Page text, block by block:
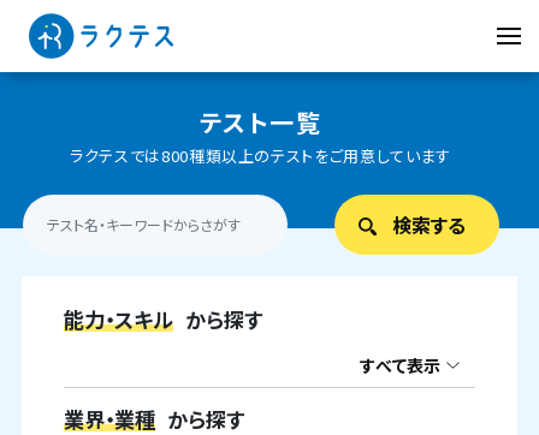
テスト一覧
ラクテスでは800種類以上のテストをご用意しています
能力・スキル から探す
すべて表示
業界・業種 から探す